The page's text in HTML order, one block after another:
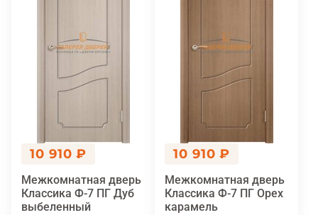
10 910 ₽
Межкомнатная дверь
Классика Ф-7 ПГ Дуб
выбеленный
10 910 ₽
Межкомнатная дверь
Классика Ф-7 ПГ Орех
карамель